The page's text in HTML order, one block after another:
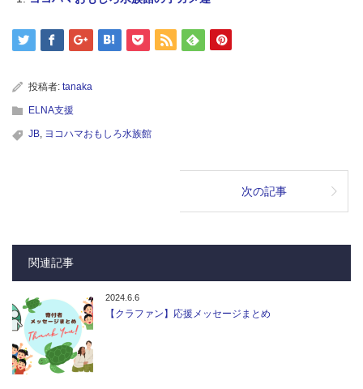
投稿者: tanaka
ELNA支援
JB, ヨコハマおもしろ水族館
次の記事
関連記事
2024.6.6
【クラファン】応援メッセージまとめ